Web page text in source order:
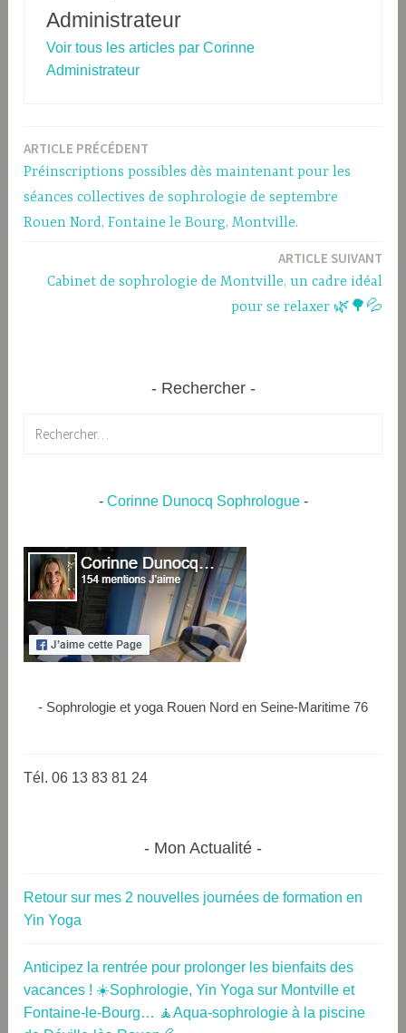
Administrateur
Voir tous les articles par Corinne
Administrateur
Navigation
de
l’article
ARTICLE PRÉCÉDENT
Préinscriptions possibles dès maintenant pour les
séances collectives de sophrologie de septembre
Rouen Nord, Fontaine le Bourg, Montville.
ARTICLE SUIVANT
Cabinet de sophrologie de Montville, un cadre idéal
pour se relaxer 🌿🌳💦
Rechercher
- Corinne Dunocq Sophrologue-
- Sophrologie et yoga Rouen Nord en Seine-Maritime 76
Tél. 06 13 83 81 24
Mon Actualité
Retour sur mes 2 nouvelles journées de formation en
Yin Yoga
Anticipez la rentrée pour prolonger les bienfaits des
vacances ! ☀️Sophrologie, Yin Yoga sur Montville et
Fontaine-le-Bourg… 🧘Aqua-sophrologie à la piscine